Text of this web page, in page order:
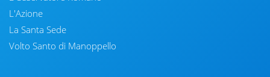
L'Azione
La Santa Sede
Volto Santo di Manoppello